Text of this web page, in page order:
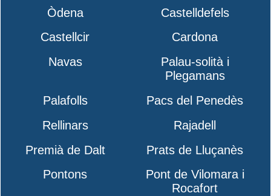
Òdena
Castelldefels
Castellcir
Cardona
Navas
Palau-solità i
Plegamans
Palafolls
Pacs del Penedès
Rellinars
Rajadell
Premià de Dalt
Prats de Lluçanès
Pontons
Pont de Vilomara i
Rocafort